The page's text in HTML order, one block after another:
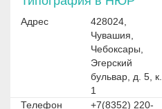
Адрес
428024,
Чувашия,
Чебоксары,
Эгерский
бульвар, д. 5, к.
1
Телефон
+7(8352) 220-